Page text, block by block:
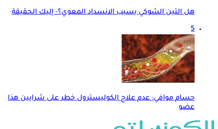
هل التين الشوكي يسبب الانسداد المعوي؟- إليك الحقيقة
5
حسام موافي: عدم علاج الكوليسترول خطر على شرايين هذا
عضو